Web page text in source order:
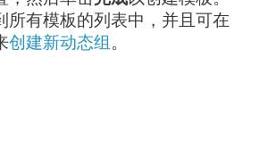
所有模板的列表中，并且可在
创建新动态组 。